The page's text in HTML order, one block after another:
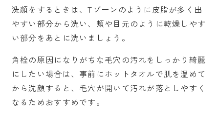
洗顔をするときは、Tゾーンのように皮脂が多く出
やすい部分から洗い、頬や目元のように乾燥しやす
い部分をあとに洗いましょう。
角栓の原因になりがちな毛穴の汚れをしっかり綺麗
にしたい場合は、事前にホットタオルで肌を温めて
から洗顔すると、毛穴が開いて汚れが落としやすく
なるためおすすめです。